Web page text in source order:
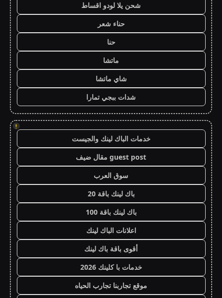
شحن يلا لودو اقساط
حناء شعر
حنا
ماتشا
شاي ماتشا
شدات ببجي تمارا
!
خدمات الباك لينك والجيست
guest post مقال ضيف
سوق العرب
باك لينك باقة 20
باك لينك باقة 100
اعلانات الباك لينك
أقوى باقة باك لينك
خدمات با كلينك 2026
موقع تجاربنا تجارب الحياه